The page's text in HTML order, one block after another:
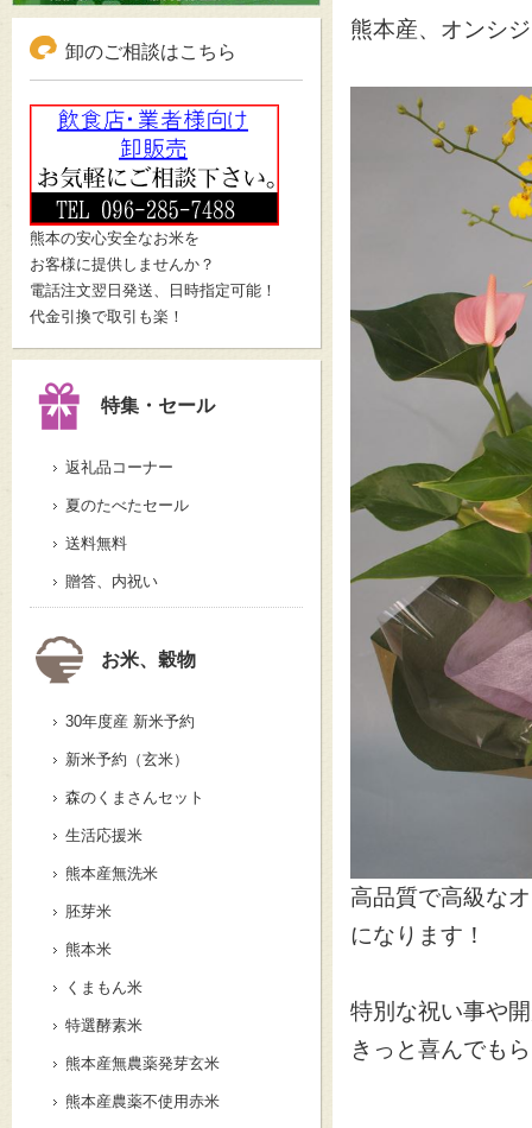
熊本産、オンシ
高品質で高級な
になります！
特別な祝い事や
きっと喜んでも
卸のご相談はこちら
熊本の安心安全なお米を
お客様に提供しませんか？
電話注文翌日発送、日時指定可能！
代金引換で取引も楽！
特集・セール
返礼品コーナー
夏のたべたセール
送料無料
贈答、内祝い
お米、穀物
30年度産 新米予約
新米予約（玄米）
森のくまさんセット
生活応援米
熊本産無洗米
胚芽米
熊本米
くまもん米
特選酵素米
熊本産無農薬発芽玄米
熊本産農薬不使用赤米